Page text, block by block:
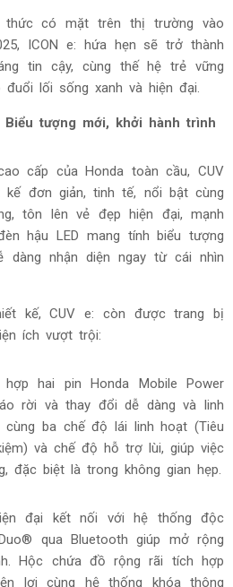
thức có mặt trên thị trường vào
ICON e: hứa hẹn sẽ trở thành
tin cậy, cùng thế hệ trẻ vững
lối sống xanh và hiện đại.
tượng mới, khởi hành trình
cấp của Honda toàn cầu, CUV
đơn giản, tinh tế, nổi bật cùng
tôn lên vẻ đẹp hiện đại, mạnh
hậu LED mang tính biểu tượng
dàng nhận diện ngay từ cái nhìn
kế, CUV e: còn được trang bị
ích vượt trội:
hai pin Honda Mobile Power
rời và thay đổi dễ dàng và linh
cùng ba chế độ lái linh hoạt (Tiêu
và chế độ hỗ trợ lùi, giúp việc
đặc biệt là trong không gian hẹp.
đại kết nối với hệ thống độc
qua Bluetooth giúp mở rộng
Hộc chứa đồ rộng rãi tích hợp
lợi cùng hệ thống khóa thông